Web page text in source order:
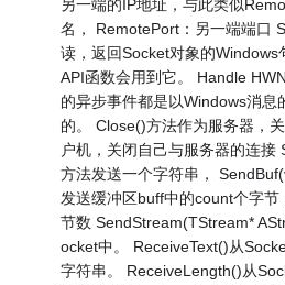
另一端的IP地址，与此类似
名， RemotePort：另一端端口
读，返回Socket对象的Windows
API函数会用到它。 Handle
的异步事件都是以Windows消息
的。 Close()方法作为服务器，
户机，关闭自己与服务器的连接
方法发送一个字符串，
发送缓冲区buff中的count个字节
节数 SendStream(TStream*
ocket中。 ReceiveText()从
字符串。 ReceiveLength()从